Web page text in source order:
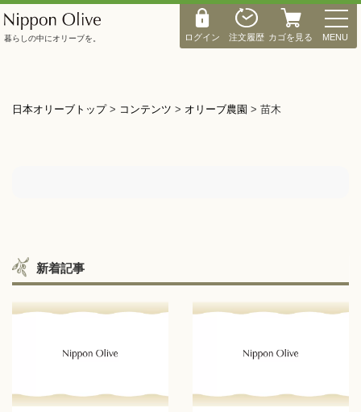
ログイン 注文履歴 カゴを見る
M
E
N
MENU
暮らしの中にオリーブを。
日本オリーブトップ> コンテンツ > オリーブ農園 > 苗木
新着記事